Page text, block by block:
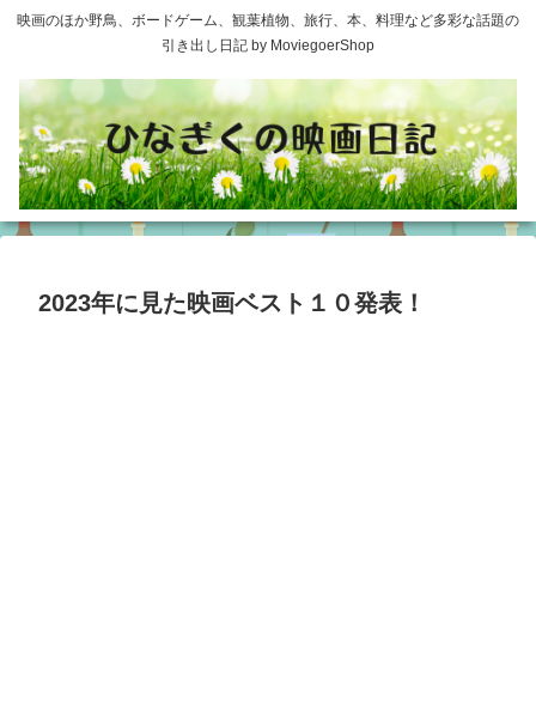
映画のほか野鳥、ボードゲーム、観葉植物、旅行、本、料理など多彩な話題の
引き出し日記 by MoviegoerShop
2023年に見た映画ベスト１０発表！